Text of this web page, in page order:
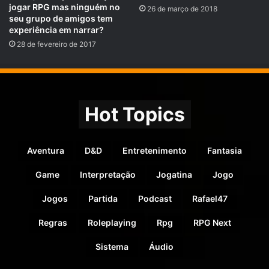
todos os sentimentos que ele está sentindo. O luto pelo
seu amigo, o medo da criatura que ele se tornará, e a
angustia de ter que decidir matar seu amigo contaminado
mesmo assim? Como será que é perder o melhor amigo?
interpretação do jogo, e consequentemente será cada vez
jogar RPG mas ninguém no
seu grupo de amigos tem
experiência em narrar?
28 de fevereiro de 2017
26 de março de 2018
Hot Topics
Aventura D&D Entretenimento Fantasia
Game Interpretação Jogatina Jogo
Jogos Partida Podcast Rafael47
Regras Roleplaying Rpg RPG Next
Sistema Áudio